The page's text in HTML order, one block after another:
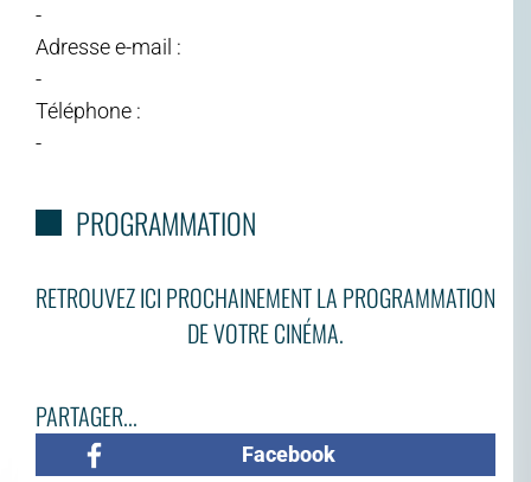
-
Adresse e-mail :
-
Téléphone :
-
PROGRAMMATION
RETROUVEZ ICI PROCHAINEMENT LA PROGRAMMATION
DE VOTRE CINÉMA.
PARTAGER...
Facebook